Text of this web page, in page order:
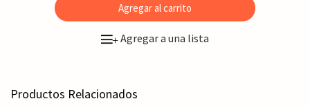
Agregar al carrito
+Agregar a una lista
Productos Relacionados